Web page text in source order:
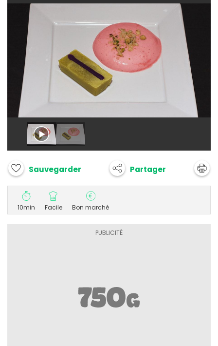
Sauvegarder Partager
10min Facile Bon marché